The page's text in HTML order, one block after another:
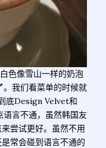
色像雪山一样的奶泡
我们看菜单的时候就
底Design Velvet和
言不通，虽然韩国友
尝试更好。虽然不用
常会碰到语言不通的